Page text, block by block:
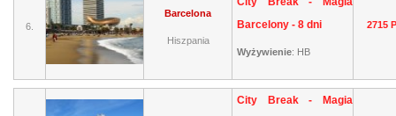
6.
Barcelona
Hiszpania
Barcelony - 8 dni
Wyżywienie: HB
2715
City Break - Magia